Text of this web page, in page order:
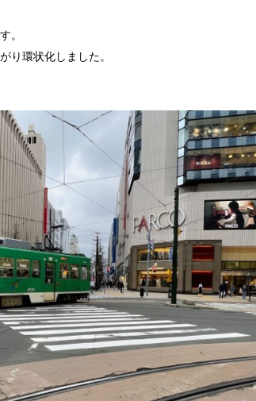
。
り環状化しました。